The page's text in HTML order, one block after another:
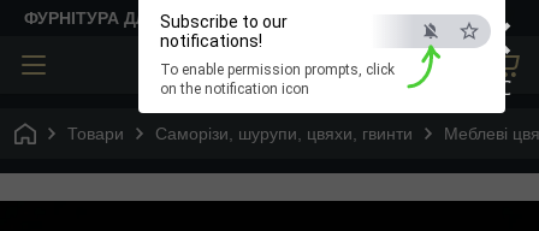
×
ESC
Subscribe to our
notifications!
To enable permission prompts, click
on the notification icon
ФУРНІТУРА ДЛЯ ТВОРЧОСТІ
Товари Саморізи, шурупи, цвяхи, гвинти Меблеві